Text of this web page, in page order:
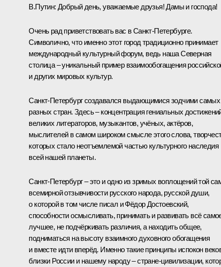
В.Путин: Добрый день, уважаемые друзья! Дамы и господа!
Очень рад приветствовать вас в Санкт-Петербурге.
Символично, что именно этот город традиционно принимает
международный культурный форум, ведь наша Северная
столица – уникальный пример взаимообогащения
и других мировых культур.
Санкт-Петербург создавался выдающимися зодчими самых
разных стран. Здесь – концентрация гениальных
великих литераторов, музыкантов, учёных, актёров,
мыслителей в самом широком смысле этого слова,
которых стало неотъемлемой частью культурного наследия
всей нашей планеты.
Санкт-Петербург – это и одно из зримых воплощений той
всемирной отзывчивости русского народа, русской души,
о которой в том числе писал и Фёдор Достоевский,
способности осмысливать, принимать и развивать всё
лучшее, не подчёркивать различия, а находить общее,
подниматься на высоту взаимного духовного обогащения
и вместе идти вперёд. Именно такие принципы испокон
близки России и нашему народу – стране-цивилизации,